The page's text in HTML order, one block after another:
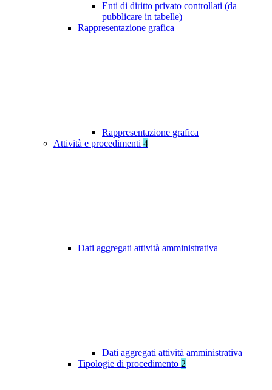
Enti di diritto privato controllati (da
pubblicare in tabelle)
Rappresentazione grafica
Rappresentazione grafica
Attività e procedimenti 4
Dati aggregati attività amministrativa
Dati aggregati attività amministrativa
Tipologie di procedimento 2